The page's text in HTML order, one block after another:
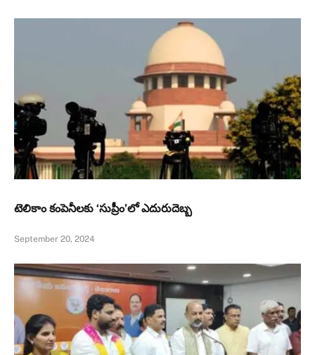
టెలికాం కంపెనీలకు ‘సుప్రీం’లో ఎదురుదెబ్బ
September 20, 2024